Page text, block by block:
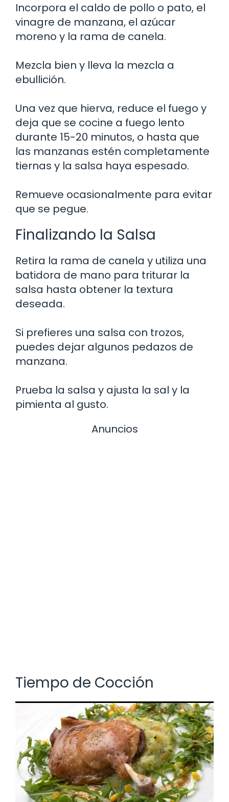
Incorpora el caldo de pollo o pato, el
vinagre de manzana, el azúcar
moreno y la rama de canela.
Mezcla bien y lleva la mezcla a
ebullición.
Una vez que hierva, reduce el fuego y
deja que se cocine a fuego lento
durante 15-20 minutos, o hasta que
las manzanas estén completamente
tiernas y la salsa haya espesado.
Remueve ocasionalmente para evitar
que se pegue.
Finalizando la Salsa
Retira la rama de canela y utiliza una
batidora de mano para triturar la
salsa hasta obtener la textura
deseada.
Si prefieres una salsa con trozos,
puedes dejar algunos pedazos de
manzana.
Prueba la salsa y ajusta la sal y la
pimienta al gusto.
Anuncios
Tiempo de Cocción